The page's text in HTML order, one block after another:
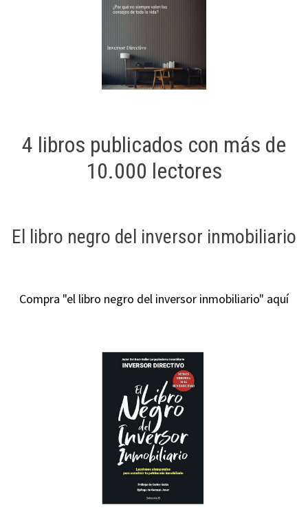
4 libros publicados con más de
10.000 lectores
El libro negro del inversor inmobiliario
Compra "el libro negro del inversor inmobiliario" aquí